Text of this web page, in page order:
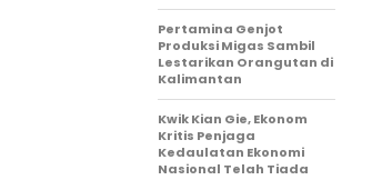
Pertamina Genjot
Produksi Migas Sambil
Lestarikan Orangutan di
Kalimantan
Kwik Kian Gie, Ekonom
Kritis Penjaga
Kedaulatan Ekonomi
Nasional Telah Tiada